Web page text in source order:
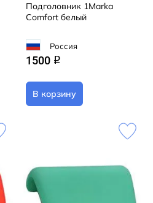
Подголовник 1Marka
Comfort белый
Россия
1500 q
В корзину